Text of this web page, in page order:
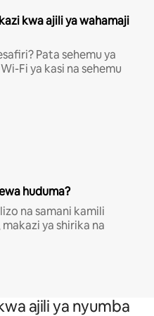
kwa ajili ya wahamaji
Pata sehemu ya
Fi ya kasi na sehemu
huduma?
na samani kamili
ya shirika na
ajili ya nyumba